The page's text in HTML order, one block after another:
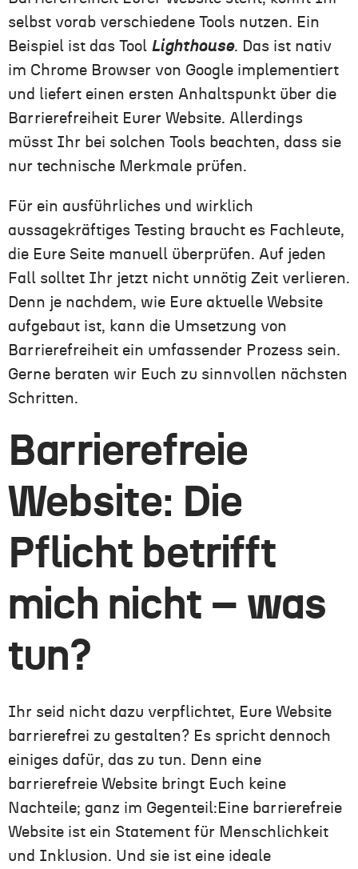
selbst vorab verschiedene Tools nutzen. Ein
Beispiel ist das Tool Lighthouse. Das ist nativ
im Chrome Browser von Google implementiert
und liefert einen ersten Anhaltspunkt über die
Barrierefreiheit Eurer Website. Allerdings
müsst Ihr bei solchen Tools beachten, dass sie
nur technische Merkmale prüfen.
Für ein ausführliches und wirklich
aussagekräftiges Testing braucht es Fachleute,
die Eure Seite manuell überprüfen. Auf jeden
Fall solltet Ihr jetzt nicht unnötig Zeit verlieren.
Denn je nachdem, wie Eure aktuelle Website
aufgebaut ist, kann die Umsetzung von
Barrierefreiheit ein umfassender Prozess sein.
Gerne beraten wir Euch zu sinnvollen nächsten
Schritten.
Barrierefreie
Website: Die
Pflicht betrifft
mich nicht – was
tun?
Ihr seid nicht dazu verpflichtet, Eure Website
barrierefrei zu gestalten? Es spricht dennoch
einiges dafür, das zu tun. Denn eine
barrierefreie Website bringt Euch keine
Nachteile; ganz im Gegenteil: Eine barrierefreie
Website ist ein Statement für Menschlichkeit
und Inklusion. Und sie ist eine ideale